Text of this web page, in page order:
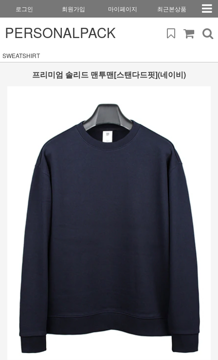
로그인 회원가입 마이페이지 최근본상품
PERSONALPACK
SWEATSHIRT
프리미엄 솔리드 맨투맨[스탠다드핏](네이비)